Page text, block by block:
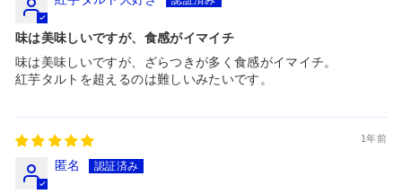
味は美味しいですが、食感がイマイチ
味は美味しいですが、ざらつきが多く食感がイマイチ。
紅芋タルトを超えるのは難しいみたいです。
1年前
匿名